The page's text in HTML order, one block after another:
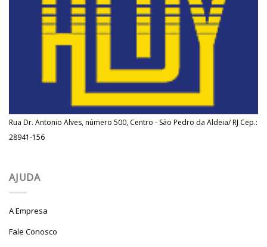
Rua Dr. Antonio Alves, número 500, Centro - São Pedro da Aldeia/ RJ Cep.:
28941-156
AJUDA
A Empresa
Fale Conosco